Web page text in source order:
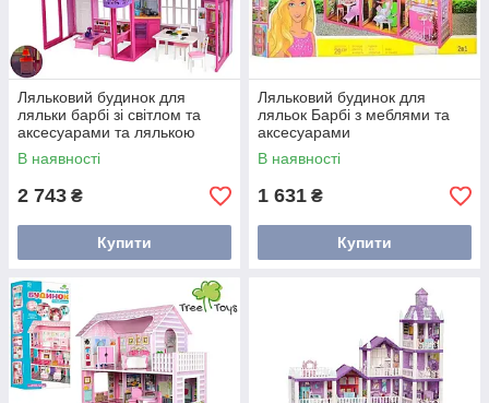
Ляльковий будинок для
ляльки барбі зі світлом та
аксесуарами та лялькою
В наявності
2 743 ₴
Купити
Ляльковий будинок для
ляльок Барбі з меблями та
аксесуарами
В наявності
1 631 ₴
Купити